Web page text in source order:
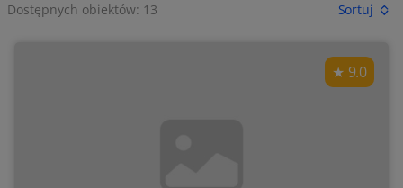
Dostępnych obiektów: 13 Sortuj
9.0